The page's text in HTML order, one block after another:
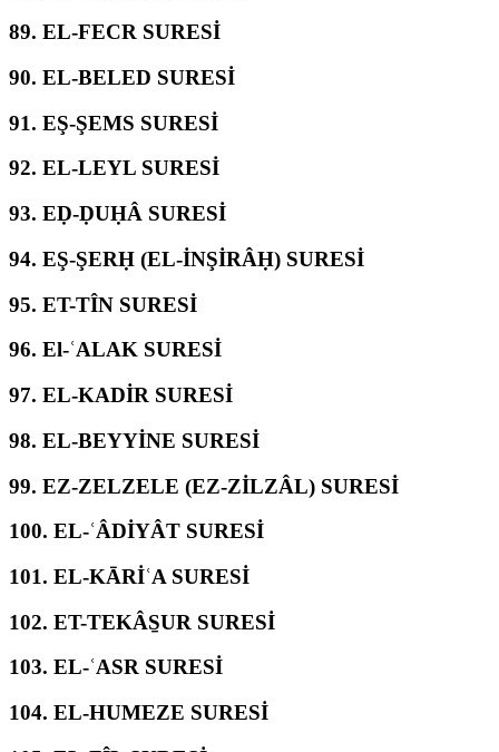
89. EL-FECR SURESİ
90. EL-BELED SURESİ
91. EŞ-ŞEMS SURESİ
92. EL-LEYL SURESİ
93. EḌ-ḌUḤÂ SURESİ
94. EŞ-ŞERḤ (EL-İNŞİRÂḤ) SURESİ
95. ET-TÎN SURESİ
96. El-ʿALAK SURESİ
97. EL-KADİR SURESİ
98. EL-BEYYİNE SURESİ
99. EZ-ZELZELE (EZ-ZİLZÂL) SURESİ
100. EL-ʿÂDİYÂT SURESİ
101. EL-KĀRİʿA SURESİ
102. ET-TEKÂS̱UR SURESİ
103. EL-ʿASR SURESİ
104. EL-HUMEZE SURESİ